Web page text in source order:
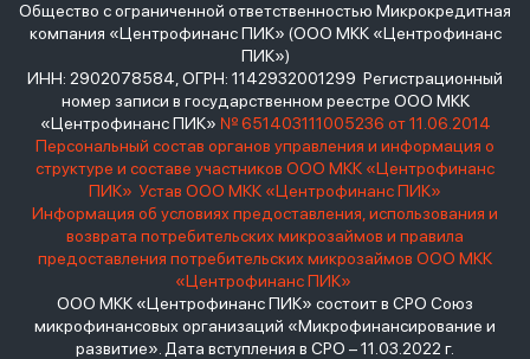
Общество с ограниченной ответственностью Микрокредитная
компания «Центрофинанс ПИК» (ООО МКК «Центрофинанс
ПИК»)
ИНН: 2902078584, ОГРН: 1142932001299 Регистрационный
номер записи в государственном реестре ООО МКК
«Центрофинанс ПИК» № 651403111005236 от 11.06.2014
Персональный состав органов управления и информация о
структуре и составе участников ООО МКК «Центрофинанс
ПИК» Устав ООО МКК «Центрофинанс ПИК»
Информация об условиях предоставления, использования и
возврата потребительских микрозаймов и правила
предоставления потребительских микрозаймов ООО МКК
«Центрофинанс ПИК»
ООО МКК «Центрофинанс ПИК» состоит в СРО Союз
микрофинансовых организаций «Микрофинансирование и
развитие». Дата вступления в СРО – 11.03.2022 г.